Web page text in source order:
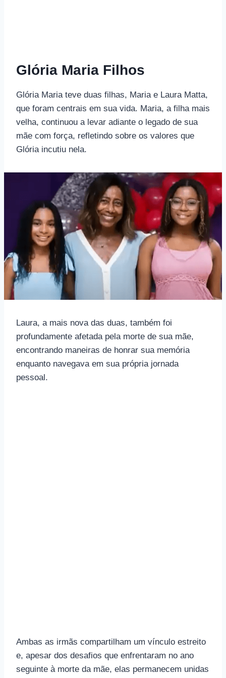
Glória Maria Filhos
Glória Maria teve duas filhas, Maria e Laura Matta,
que foram centrais em sua vida. Maria, a filha mais
velha, continuou a levar adiante o legado de sua
mãe com força, refletindo sobre os valores que
Glória incutiu nela.
Laura, a mais nova das duas, também foi
profundamente afetada pela morte de sua mãe,
encontrando maneiras de honrar sua memória
enquanto navegava em sua própria jornada
pessoal.
Ambas as irmãs compartilham um vínculo estreito
e, apesar dos desafios que enfrentaram no ano
seguinte à morte da mãe, elas permanecem unidas